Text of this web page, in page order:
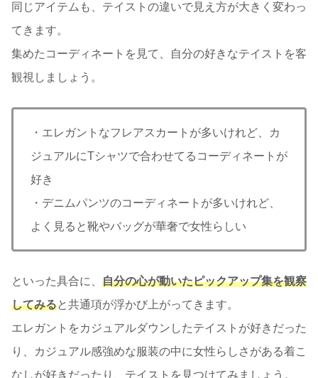
同じアイテムも、テイストの違いで見え方が大きく変わっ
てきます。
集めたコーディネートを見て、自分の好きなテイストを客
観視しましょう。
・エレガントなフレアスカートが多いけれど、カ
ジュアルにTシャツで合わせてるコーディネートが
好き
・デニムパンツのコーディネートが多いけれど、
よく見ると靴やバッグが華奢で女性らしい
といった具合に、 自分の心が動いたピックアップ集を観察
してみると共通項が浮かび上がってきます。
エレガントをカジュアルダウンしたテイストが好きだった
り、カジュアル感強めな服装の中に女性らしさがある着こ
なしが好きだったり、テイストを見つけてみましょう。